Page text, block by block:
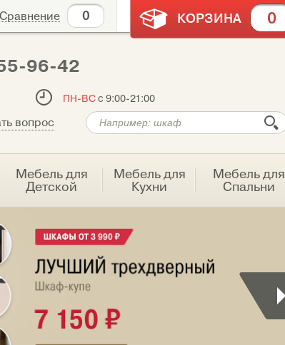
Сравнение 0 КОРЗИНА 0
96-42
ПН-ВСс 9:00-21:00
вопрос
Мебель для
Детской
Мебель для
Кухни
Мебель для
Спальни